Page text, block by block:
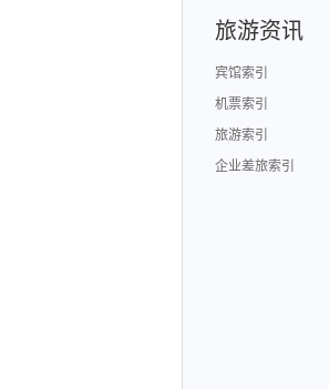
旅游资讯
宾馆索引
机票索引
旅游索引
企业差旅索引